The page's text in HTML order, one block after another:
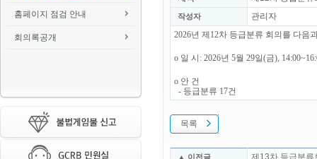
홈페이지 점검 안내
회의록공개
작성자
관리자
2026년 제12차 등급분류 회의를 다음
o 일 시: 2026년 5월 29일(금),
o 안 건
- 등급분류 17건
목록
▲ 이전글 제13차 등급분류